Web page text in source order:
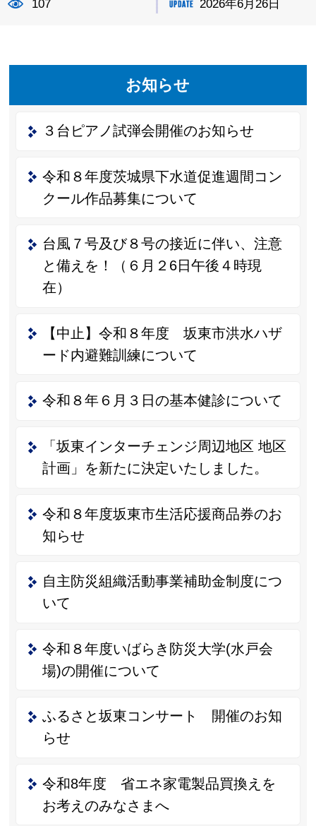
107 2026年6月26日
お知らせ
３台ピアノ試弾会開催のお知らせ
令和８年度茨城県下水道促進週間コン
クール作品募集について
台風７号及び８号の接近に伴い、注意
と備えを！（６月２6日午後４時現
在）
【中止】令和８年度 坂東市洪水ハザ
ード内避難訓練について
令和８年６月３日の基本健診について
「坂東インターチェンジ周辺地区 地区
計画」を新たに決定いたしました。
令和８年度坂東市生活応援商品券のお
知らせ
自主防災組織活動事業補助金制度につ
いて
令和８年度いばらき防災大学(水戸会
場)の開催について
ふるさと坂東コンサート 開催のお知
らせ
令和8年度 省エネ家電製品買換えを
お考えのみなさまへ